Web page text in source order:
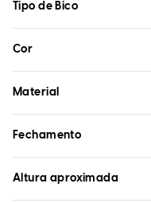
Tipo de Bico
Cor
Material
Fechamento
Altura aproximada